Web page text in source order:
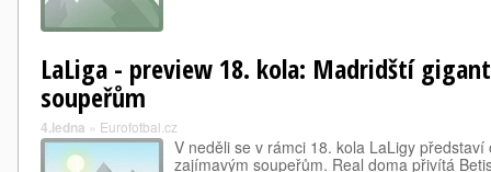
LaLiga - preview 18. kola: Madridští
soupeřům
4.ledna » Eurofotbal.cz
V neděli se v rámci 18. kola LaLigy
zajímavým soupeřům. Real doma přivítá